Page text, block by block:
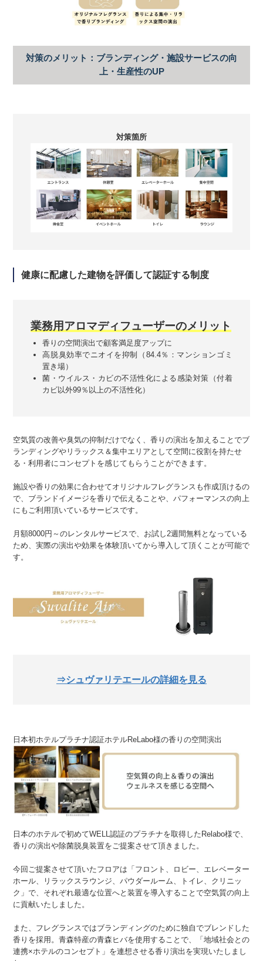
対策のメリット：ブランディング・施設サービスの向
上・生産性のUP
対策箇所
健康に配慮した建物を評価して認証する制度
業務用アロマディフューザーのメリット
香りの空間演出で顧客満足度アップに
高脱臭効率でニオイを抑制（84.4％：マンションゴミ
置き場）
菌・ウイルス・カビの不活性化による感染対策（付着
カビ以外99％以上の不活性化）
空気質の改善や臭気の抑制だけでなく、香りの演出を加えることでブ
ランディングやリラックス＆集中エリアとして空間に役割を持たせ
る・利用者にコンセプトを感じてもらうことができます。
施設や香りの効果に合わせてオリジナルフレグランスも作成頂けるの
で、ブランドイメージを香りで伝えることや、パフォーマンスの向上
にもご利用頂いているサービスです。
月額8000円～のレンタルサービスで、お試し2週間無料となっている
ため、実際の演出や効果を体験頂いてから導入して頂くことが可能で
す。
⇒シュヴァリテエールの詳細を見る
日本初ホテルプラチナ認証ホテルReLabo様の香りの空間演出
日本のホテルで初めてWELL認証のプラチナを取得したRelabo様で、
香りの演出や除菌脱臭装置をご提案させて頂きました。
今回ご提案させて頂いたフロアは「フロント、ロビー、エレベーター
ホール、リラックスラウンジ、パウダールーム、トイレ、クリニッ
ク」で、それぞれ最適な位置へと装置を導入することで空気質の向上
に貢献いたしました。
また、フレグランスではブランディングのために独自でブレンドした
香りを採用。青森特産の青森ヒバを使用することで、「地域社会との
連携×ホテルのコンセプト」を連想させる香り演出を実現いたしまし